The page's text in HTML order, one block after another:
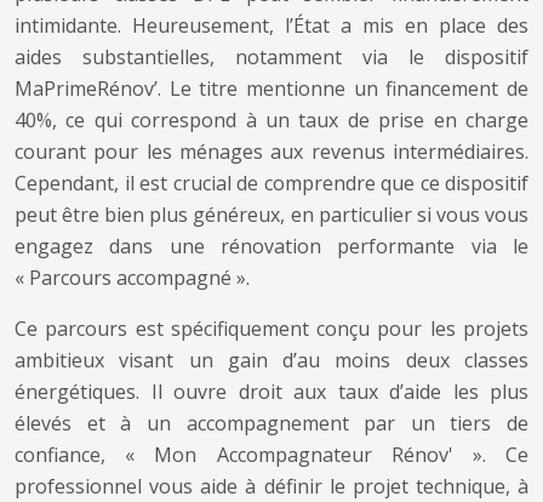
intimidante. Heureusement, l’État a mis en place des
aides substantielles, notamment via le dispositif
MaPrimeRénov’. Le titre mentionne un financement de
40%, ce qui correspond à un taux de prise en charge
courant pour les ménages aux revenus intermédiaires.
Cependant, il est crucial de comprendre que ce dispositif
peut être bien plus généreux, en particulier si vous vous
engagez dans une rénovation performante via le
« Parcours accompagné ».
Ce parcours est spécifiquement conçu pour les projets
ambitieux visant un gain d’au moins deux classes
énergétiques. Il ouvre droit aux taux d’aide les plus
élevés et à un accompagnement par un tiers de
confiance, « Mon Accompagnateur Rénov' ». Ce
professionnel vous aide à définir le projet technique, à